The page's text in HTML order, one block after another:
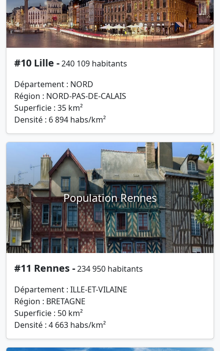
#10 Lille -240 109 habitants
Département : NORD
Région : NORD-PAS-DE-CALAIS
Superficie : 35 km²
Densité : 6 894 habs/km²
Population Rennes
#11 Rennes -234 950 habitants
Département : ILLE-ET-VILAINE
Région : BRETAGNE
Superficie : 50 km²
Densité : 4 663 habs/km²